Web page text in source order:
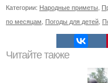
Категории: Народные приметы,
по месяцам, Погоды для детей,
Читайте также